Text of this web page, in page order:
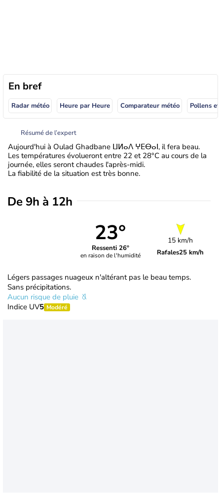
En bref
Radar météo Heure par Heure Comparateur météo Pollens
Résumé de l’expert
Aujourd'hui à Oulad Ghadbane ⵡⵍⴰⴷ ⵖⴹⴱⴰⵏ, il fera beau.
Les températures évolueront entre 22 et 28°C au cours de la
journée, elles seront chaudes l'après-midi.
La fiabilité de la situation est très bonne.
De 9h à 12h
23°
Ressenti 26°
en raison de l'humidité
15 km/h
Rafales25 km/h
Légers passages nuageux n'altérant pas le beau temps.
Sans précipitations.
Aucun risque de pluie
Indice UV5 Modéré